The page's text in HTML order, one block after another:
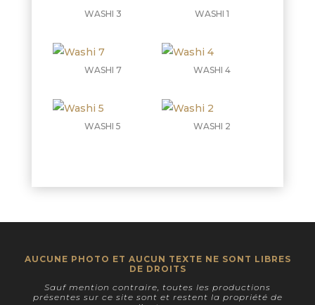
WASHI 3 WASHI 1
WASHI 7 WASHI 4
WASHI 5 WASHI 2
AUCUNE PHOTO ET AUCUN TEXTE NE SONT LIBRES
DE DROITS
Sauf mention contraire, toutes les productions
présentes sur ce site sont et restent la propriété de